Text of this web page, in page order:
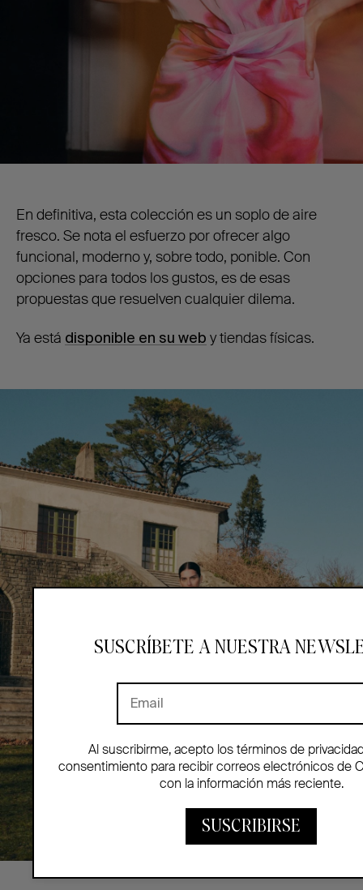
En definitiva, esta colección es un soplo de aire
fresco. Se nota el esfuerzo por ofrecer algo
funcional, moderno y, sobre todo, ponible. Con
opciones para todos los gustos, es de esas
propuestas que resuelven cualquier dilema.
Ya está disponible en su web y tiendas físicas.
SUSCRÍBETE A NUESTRA
Al suscribirme, acepto los términos de
consentimiento para recibir correos electrónicos de
con la información más reciente.
SUSCRIBIRSE